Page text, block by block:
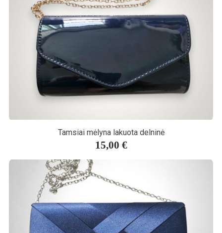
Tamsiai mėlyna lakuota delninė
15,00 €